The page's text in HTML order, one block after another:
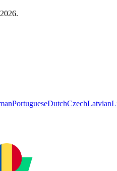
PortugueseDutchCzechLatvian